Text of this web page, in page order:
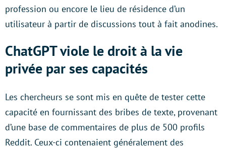
profession ou encore le lieu de résidence d’un
utilisateur à partir de discussions tout à fait anodines.
ChatGPT viole le droit à la vie
privée par ses capacités
Les chercheurs se sont mis en quête de tester cette
capacité en fournissant des bribes de texte, provenant
d’une base de commentaires de plus de 500 profils
Reddit. Ceux-ci contenaient généralement des